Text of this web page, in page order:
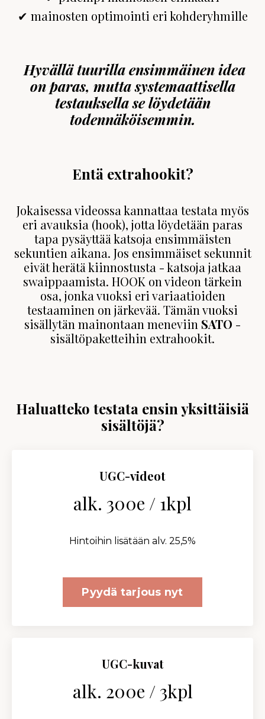
✔ mainosten optimointi eri kohderyhmille
Hyvällä tuurilla ensimmäinen idea
on paras, mutta systemaattisella
testauksella se löydetään
todennäköisemmin.
Entä extrahookit?
Jokaisessa videossa kannattaa testata myös
eri avauksia (hook), jotta löydetään paras
tapa pysäyttää katsoja ensimmäisten
sekuntien aikana. Jos ensimmäiset sekunnit
eivät herätä kiinnostusta - katsoja jatkaa
swaippaamista. HOOK on videon tärkein
osa, jonka vuoksi eri variaatioiden
testaaminen on järkevää. Tämän vuoksi
sisällytän mainontaan meneviin SATO -
sisältöpaketteihin extrahookit.
Haluatteko testata ensin yksittäisiä
sisältöjä?
UGC-videot
alk. 300e / 1kpl
Hintoihin lisätään alv. 25,5%
Pyydä tarjous nyt
UGC-kuvat
alk. 200e / 3kpl